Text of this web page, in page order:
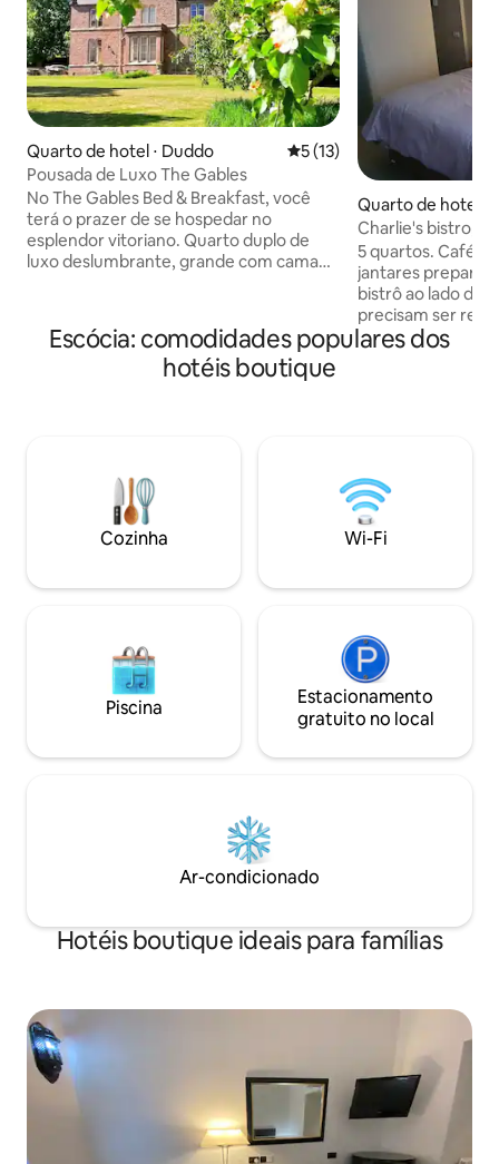
Quarto de hotel ⋅ Duddo 5 de uma avaliação média
5 (13)
Pousada de Luxo The Gables
No The Gables Bed & Breakfast, você
terá o prazer de se hospedar no
esplendor vitoriano. Quarto duplo de
luxo deslumbrante, grande com cama
(chuveiro separado e banheira de
tamanho completo). Além disso, café da
manhã inglês completo incluído na sala
Instalações de chá/café no quarto. Uma
recepção calorosa por Angus, o
proprietário, espera por você.
Quarto de hotel ⋅
Charlie's bistro,
5 quartos. Café
jantares
bistrô ao lado de
precisam ser
antecedência. O
(12/2/26). O café
reservado no
base de
Localização
Escócia: comodidades populares dos
hotéis boutique
Cozinha Wi-Fi
Piscina
Estacionamento
gratuito no local
Ar-condicionado
Hotéis boutique ideais para famílias